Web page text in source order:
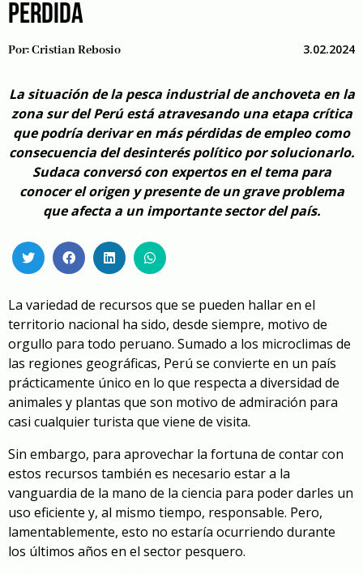
PERDIDA
Por:Cristian Rebosio 3.02.2024
La situación de la pesca industrial de anchoveta en la
zona sur del Perú está atravesando una etapa crítica
que podría derivar en más pérdidas de empleo como
consecuencia del desinterés político por solucionarlo.
Sudaca conversó con expertos en el tema para
conocer el origen y presente de un grave problema
que afecta a un importante sector del país.
La variedad de recursos que se pueden hallar en el
territorio nacional ha sido, desde siempre, motivo de
orgullo para todo peruano. Sumado a los microclimas de
las regiones geográficas, Perú se convierte en un país
prácticamente único en lo que respecta a diversidad de
animales y plantas que son motivo de admiración para
casi cualquier turista que viene de visita.
Sin embargo, para aprovechar la fortuna de contar con
estos recursos también es necesario estar a la
vanguardia de la mano de la ciencia para poder darles un
uso eficiente y, al mismo tiempo, responsable. Pero,
lamentablemente, esto no estaría ocurriendo durante
los últimos años en el sector pesquero.